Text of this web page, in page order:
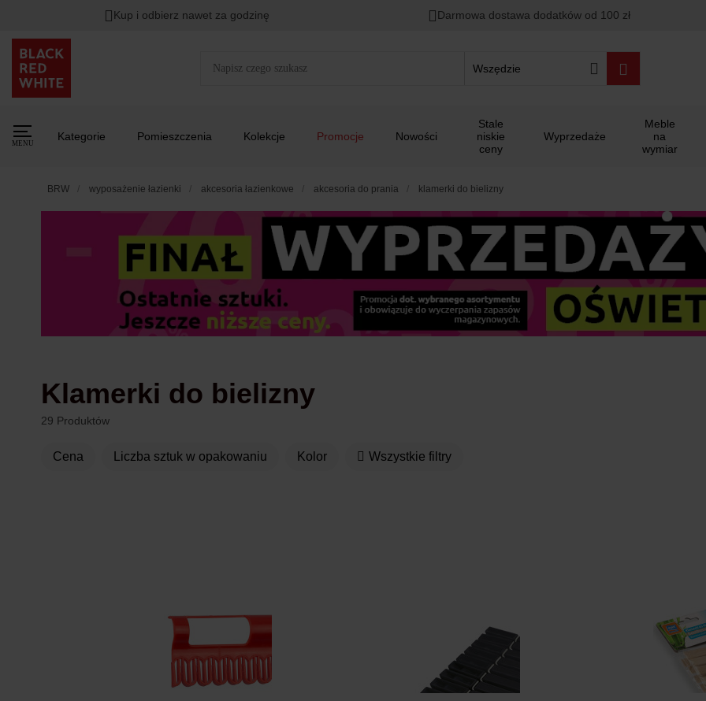
Rabat naHITY DNIA przy zapisie na Newsletter. 00 :
Kup i odbierz nawet za godzinę Darmowa dostawa dodatków od 100 zł
Wszędzie
MENU
Kategorie Pomieszczenia Kolekcje Promocje Nowości
Stale
niskie
ceny
Wyprzedaże
Meble
na
wymiar
BRW wyposażenie łazienki akcesoria łazienkowe akcesoria do prania klamerki do bielizny
Klamerki do bielizny
29 Produktów
Cena liczba sztuk w opakowaniu Kolor Wszystkie filtry